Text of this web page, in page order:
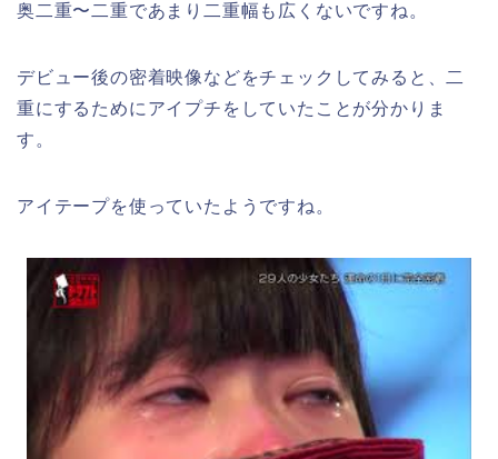
奥二重〜二重であまり二重幅も広くないですね。
デビュー後の密着映像などをチェックしてみると、二
重にするためにアイプチをしていたことが分かりま
す。
アイテープを使っていたようですね。